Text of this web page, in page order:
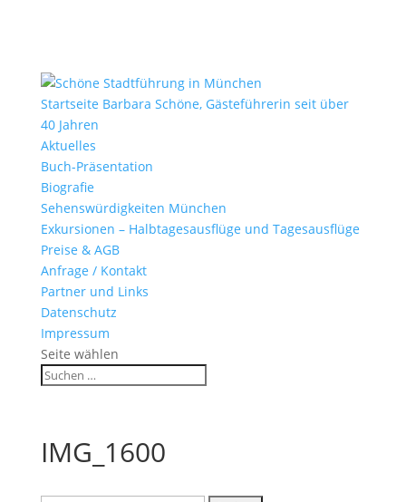
Startseite Barbara Schöne, Gästeführerin seit über
40 Jahren
Aktuelles
Buch-Präsentation
Biografie
Sehenswürdigkeiten München
Exkursionen – Halbtagesausflüge und Tagesausflüge
Preise & AGB
Anfrage / Kontakt
Partner und Links
Datenschutz
Impressum
Seite wählen
IMG_1600